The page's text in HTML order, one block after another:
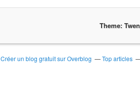
Theme:
Créer un blog gratuit sur Overblog Top articles